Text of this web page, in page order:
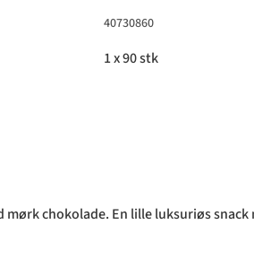
40730860
1 x 90 stk
chokolade. En lille luksuriøs snack